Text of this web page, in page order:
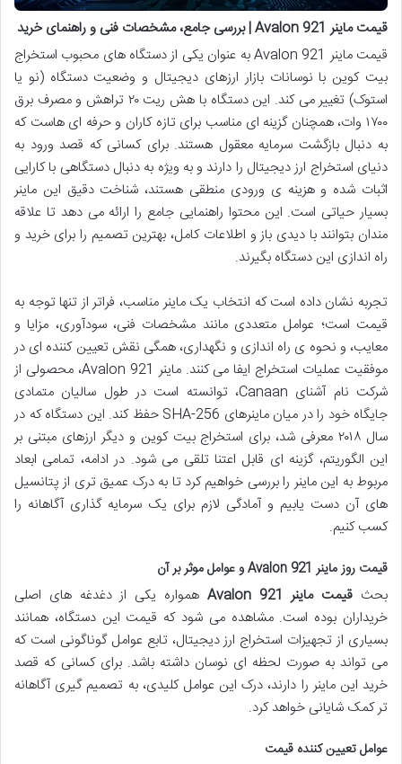
قیمت ماینر Avalon 921 | بررسی جامع، مشخصات فنی و راهنمای خرید
قیمت ماینر Avalon 921 به عنوان یکی از دستگاه های محبوب استخراج
بیت کوین با نوسانات بازار ارزهای دیجیتال و وضعیت دستگاه (نو یا
استوک) تغییر می کند. این دستگاه با هش ریت ۲۰ تراهش و مصرف برق
۱۷۰۰ وات، همچنان گزینه ای مناسب برای تازه کاران و حرفه ای هاست که
به دنبال بازگشت سرمایه معقول هستند. برای کسانی که قصد ورود به
دنیای استخراج ارز دیجیتال را دارند و به ویژه به دنبال دستگاهی با کارایی
اثبات شده و هزینه ی ورودی منطقی هستند، شناخت دقیق این ماینر
بسیار حیاتی است. این محتوا راهنمایی جامع را ارائه می دهد تا علاقه
مندان بتوانند با دیدی باز و اطلاعات کامل، بهترین تصمیم را برای خرید و
راه اندازی این دستگاه بگیرند.
تجربه نشان داده است که انتخاب یک ماینر مناسب، فراتر از تنها توجه به
قیمت است؛ عوامل متعددی مانند مشخصات فنی، سودآوری، مزایا و
معایب، و نحوه ی راه اندازی و نگهداری، همگی نقش تعیین کننده ای در
موفقیت عملیات استخراج ایفا می کنند. ماینر Avalon 921، محصولی از
شرکت نام آشنای Canaan، توانسته است در طول سالیان متمادی
جایگاه خود را در میان ماینرهای SHA-256 حفظ کند. این دستگاه که در
سال ۲۰۱۸ معرفی شد، برای استخراج بیت کوین و دیگر ارزهای مبتنی بر
این الگوریتم، گزینه ای قابل اعتنا تلقی می شود. در ادامه، تمامی ابعاد
مربوط به این ماینر را بررسی خواهیم کرد تا به درک عمیق تری از پتانسیل
های آن دست یابیم و آمادگی لازم برای یک سرمایه گذاری آگاهانه را
کسب کنیم.
قیمت روز ماینر Avalon 921 و عوامل موثر بر آن
بحث قیمت ماینر Avalon 921
همواره یکی از دغدغه های اصلی
خریداران بوده است. مشاهده می شود که قیمت این دستگاه، همانند
بسیاری از تجهیزات استخراج ارز دیجیتال، تابع عوامل گوناگونی است که
می تواند به صورت لحظه ای نوسان داشته باشد. برای کسانی که قصد
خرید این ماینر را دارند، درک این عوامل کلیدی، به تصمیم گیری آگاهانه
تر کمک شایانی خواهد کرد.
عوامل تعیین کننده قیمت